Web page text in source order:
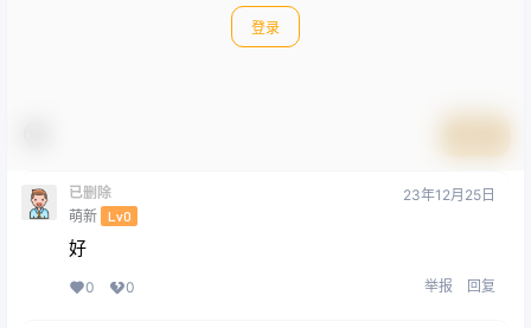
登录
已删除
萌新 Lv0
23年12月25日
好
0 0 举报 回复